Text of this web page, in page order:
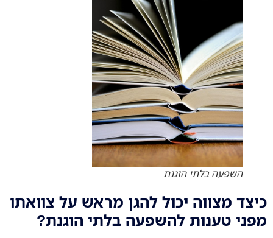
השפעה בלתי הוגנת
כיצד מצווה יכול להגן מראש על צוואתו
מפני טענות להשפעה בלתי הוגנת?